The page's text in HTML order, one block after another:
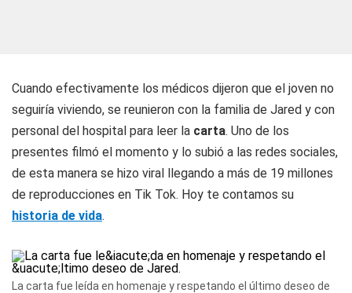
Cuando efectivamente los médicos dijeron que el joven no
seguiría viviendo, se reunieron con la familia de Jared y con
personal del hospital para leer la carta. Uno de los
presentes filmó el momento y lo subió a las redes sociales,
de esta manera se hizo viral llegando a más de 19 millones
de reproducciones en Tik Tok. Hoy te contamos su
historia de vida.
La carta fue leída en homenaje y respetando el último deseo de